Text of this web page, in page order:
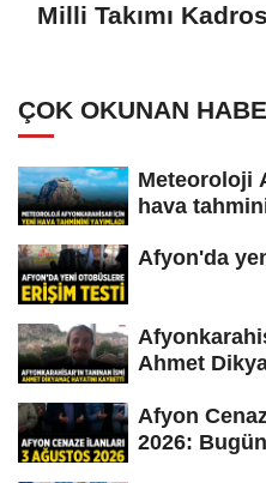
Milli Takımı
ÇOK OKUNAN
Meteoroloji
hava
Afyon'da
Ahmet
Afyon
2026: